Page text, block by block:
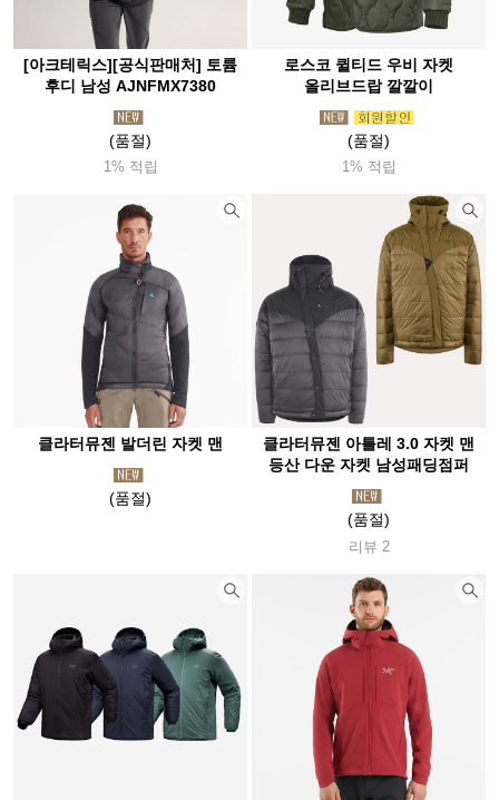
[아크테릭스][공식판매처] 토륨
후디 남성 AJNFMX7380
(품절)
1% 적립
로스코 퀼티드 우비 자켓
올리브드랍 깔깔이
(품절)
1% 적립
클라터뮤젠 발더린 자켓 맨
(품절)
클라터뮤젠 아틀레 3.0 자켓 맨
등산 다운 자켓 남성패딩점퍼
(품절)
리뷰 2